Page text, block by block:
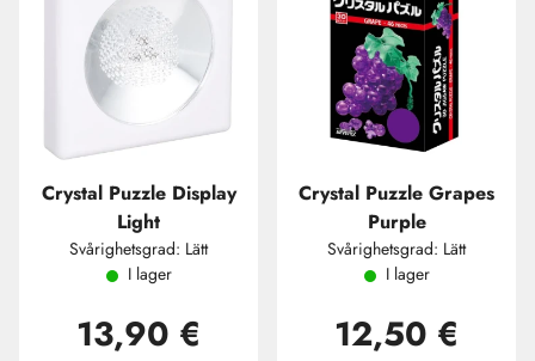
Crystal Puzzle Display
Light
Svårighetsgrad: Lätt
I lager
13,90 €
Crystal Puzzle Grapes
Purple
Svårighetsgrad: Lätt
I lager
12,50 €